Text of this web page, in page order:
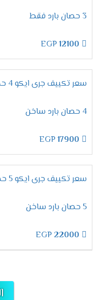
يسبب له أى اضرار
مميزات
التميز بتكنولوجيا
تكييف جرى بيونير
الانفرتر التى
بنسبة عالية حتى
تشغيل الجهاز كما
التميز بخاصية
عندما تحصل على
النوم دون اى تعب
الوصول ها يتم
3 حصان بارد فقط
12100
سعر تكييف جرى ايكو 4 حصان بارد ساخن - ECO
4 حصان بارد ساخن
17900
سعر تكييف جرى ايكو 5 حصان بارد ساخن - ECO
5 حصان بارد ساخن
22000